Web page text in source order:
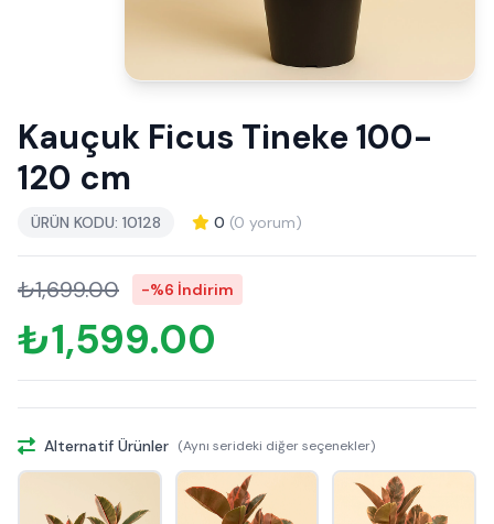
Kauçuk Ficus Tineke 100-
120 cm
ÜRÜN KODU: 10128 0 (0 yorum)
₺1,699.00 -%6 İndirim
₺1,599.00
Alternatif Ürünler (Aynı serideki diğer seçenekler)